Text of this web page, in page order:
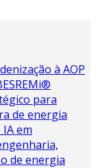
à AOP
para
de energia
em
de energia